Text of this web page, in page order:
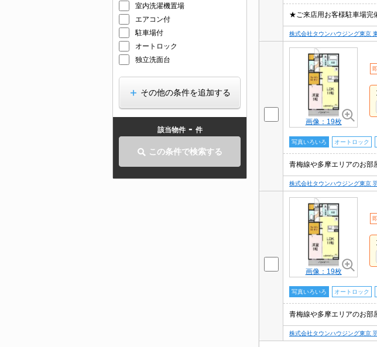
室内洗濯機置場
エアコン付
駐車場付
オートロック
独立洗面台
その他の条件を追加する
該当物件 - 件
この条件で検索する
★ご来店用お客様駐車場完
株式会社タウンハウジング東京
画像：19枚
写真いろいろ オートロック
青梅線や多摩エリアのお部
株式会社タウンハウジング東京
画像：19枚
写真いろいろ オートロック
青梅線や多摩エリアのお部
株式会社タウンハウジング東京